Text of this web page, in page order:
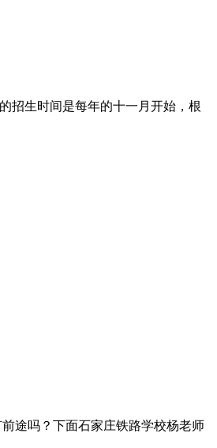
招生时间是每年的十一月开始，根
途吗？下面石家庄铁路学校杨老师